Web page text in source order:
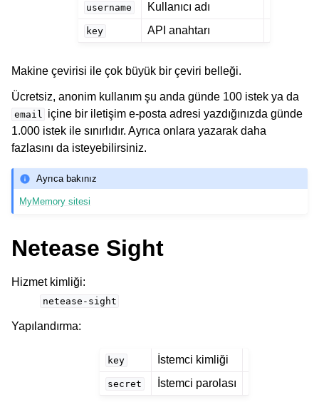
username Kullanıcı adı
key API anahtarı
Makine çevirisi ile çok büyük bir çeviri belleği.
Ücretsiz, anonim kullanım şu anda günde 100 istek ya da
email içine bir iletişim e-posta adresi yazdığınızda günde
1.000 istek ile sınırlıdır. Ayrıca onlara yazarak daha
fazlasını da isteyebilirsiniz.
Ayrıca bakınız
MyMemory sitesi
Netease Sight
Hizmet kimliği:
netease-sight
Yapılandırma:
key İstemci kimliği
secret İstemci parolası